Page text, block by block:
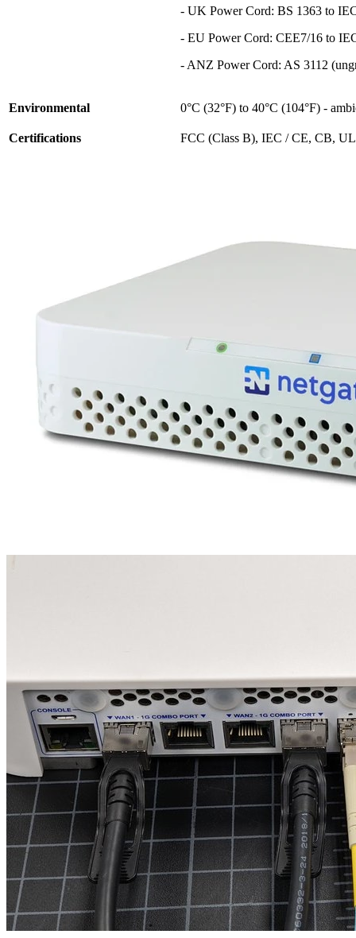
- UK Power Cord: BS 1363 to
- EU Power Cord: CEE7/16 to
- ANZ Power Cord: AS 3112
Environmental 0°C (32°F) to 40°C (104°F) -
Certifications FCC (Class B), IEC / CE, CB,